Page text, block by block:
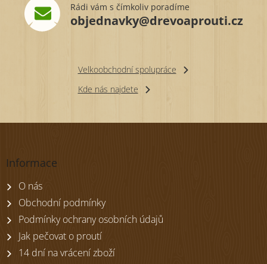
objednavky@drevoaprouti.cz
Rádi vám s čímkoliv poradíme
Velkoobchodní spolupráce
Kde nás najdete
Z
Informace
O nás
Obchodní podmínky
Podmínky ochrany osobních údajů
Jak pečovat o proutí
14 dní na vrácení zboží